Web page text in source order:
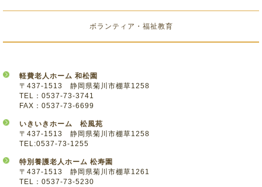
ボランティア・福祉教育
軽費老人ホーム 和松園
〒437-1513 静岡県菊川市棚草1258
TEL：0537-73-3741
FAX：0537-73-6699
いきいきホーム 松風苑
〒437-1513 静岡県菊川市棚草1258
TEL:0537-73-1255
特別養護老人ホーム 松寿園
〒437-1513 静岡県菊川市棚草1261
TEL：0537-73-5230